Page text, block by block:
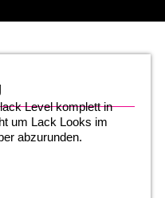
Level komplett in
um Lack Looks im
abzurunden.